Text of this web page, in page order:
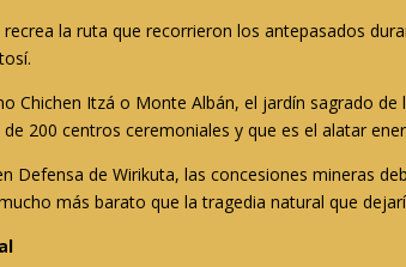
la ruta que recorrieron los antepasados
Chichen Itzá o Monte Albán, el jardín sagrado
200 centros ceremoniales y que es el alatar
Defensa de Wirikuta, las concesiones mineras
más barato que la tragedia natural que